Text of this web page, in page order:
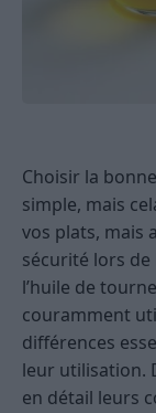
Choisir la
simple, mais
vos plats, mais
sécurité lors de
l’huile de
couramment
différences
leur utilisation.
en détail leurs